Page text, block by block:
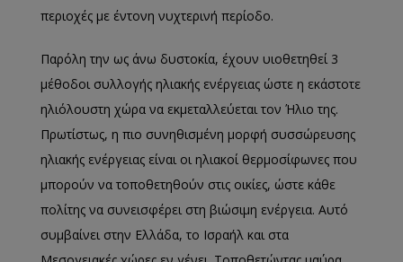
περιοχές με έντονη νυχτερινή περίοδο.
Παρόλη την ως άνω δυστοκία, έχουν υιοθετηθεί 3
μέθοδοι συλλογής ηλιακής ενέργειας ώστε η εκάστοτε
ηλιόλουστη χώρα να εκμεταλλεύεται τον Ήλιο της.
Πρωτίστως, η πιο συνηθισμένη μορφή συσσώρευσης
ηλιακής ενέργειας είναι οι ηλιακοί θερμοσίφωνες που
μπορούν να τοποθετηθούν στις οικίες, ώστε κάθε
πολίτης να συνεισφέρει στη βιώσιμη ενέργεια. Αυτό
συμβαίνει στην Ελλάδα, το Ισραήλ και στα